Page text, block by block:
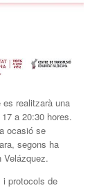
realitzarà una
a 20:30 hores.
ocasió se
segons ha
Velázquez.
i protocols de